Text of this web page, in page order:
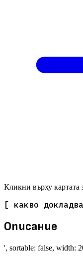
Кликни върху картата
[ какво
Описание
', sortable: false, width: